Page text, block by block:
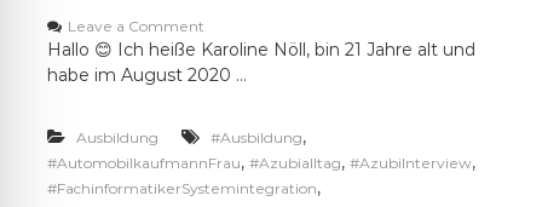
Leave a Commento
n
K
u
d
Hallo 😊 Ich heiße Karoline Nöll, bin 21 Jahre alt und
habe im August 2020 …
Ausbildung #Ausbildung,
#AutomobilkaufmannFrau, #Azubialltag, #AzubiInterview,
#FachinformatikerSystemintegration,